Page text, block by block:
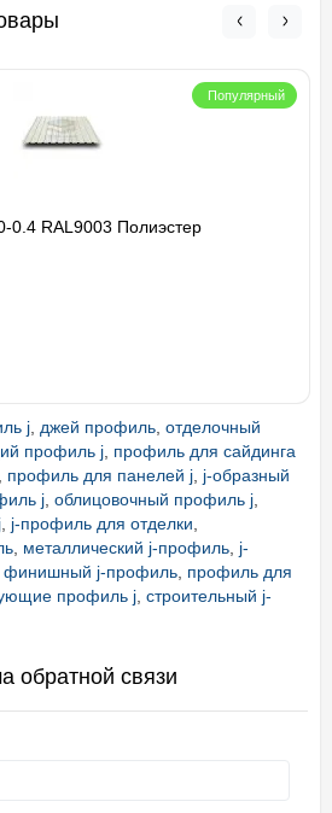
Популярный
0.4 RAL9003 Полиэстер
j, джей профиль, отделочный
профиль j, профиль для сайдинга
, профиль для панелей j, j-образный
j, облицовочный профиль j,
, j-профиль для отделки,
, металлический j-профиль, j-
финишный j-профиль, профиль для
профиль j, строительный j-
обратной связи